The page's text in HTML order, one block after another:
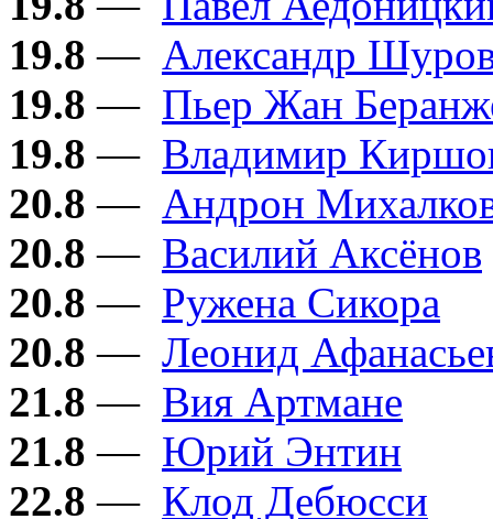
19.8 — Александр
19.8 — Пьер Жан
19.8 — Владимир
20.8 — Андрон
20.8 — Василий Аксёнов
20.8 — Ружена Сикора
20.8 — Леонид
21.8 — Вия Артмане
21.8 — Юрий Энтин
22.8 — Клод Дебюсси